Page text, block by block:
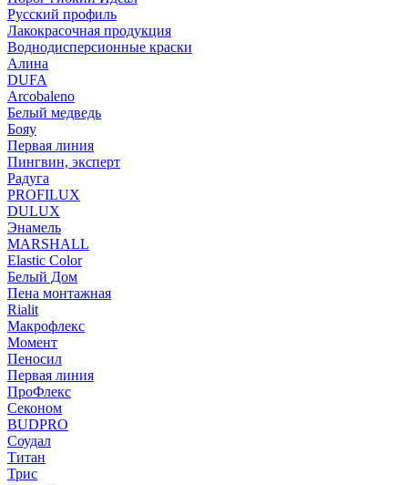
Русский профиль
Лакокрасочная продукция
Воднодисперсионные краски
Алина
DUFA
Arcobaleno
Белый медведь
Бояу
Первая линия
Пингвин, эксперт
Радуга
PROFILUX
DULUX
Энамель
MARSHALL
Elastic Color
Белый Дом
Пена монтажная
Rialit
Макрофлекс
Момент
Пеносил
Первая линия
ПроФлекс
Секоном
BUDPRO
Соудал
Титан
Трис